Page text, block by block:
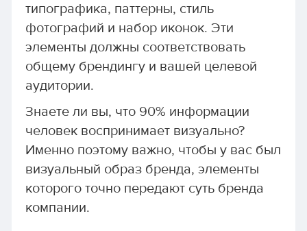
типографика, паттерны, стиль
фотографий и набор иконок. Эти
элементы должны соответствовать
общему брендингу и вашей целевой
аудитории.
Знаете ли вы, что 90% информации
человек воспринимает визуально?
Именно поэтому важно, чтобы у вас был
визуальный образ бренда, элементы
которого точно передают суть бренда
компании.